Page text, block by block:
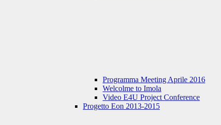
Programma Meeting Aprile 2016
Welcolme to Imola
Video E4U Project Conference
Progetto Eon 2013-2015